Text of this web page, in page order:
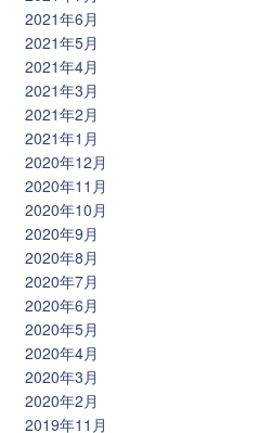
2021年6月
2021年5月
2021年4月
2021年3月
2021年2月
2021年1月
2020年12月
2020年11月
2020年10月
2020年9月
2020年8月
2020年7月
2020年6月
2020年5月
2020年4月
2020年3月
2020年2月
2019年11月